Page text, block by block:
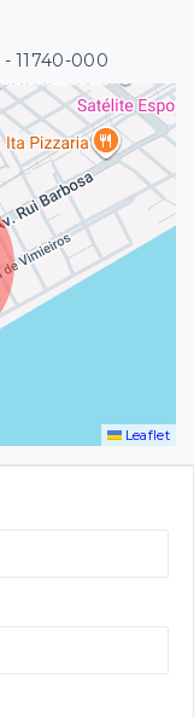
- 11740-000
Leaflet